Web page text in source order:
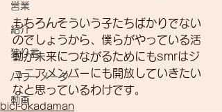
営業
紹介
独り言
パワーメーター
動画
もちろんそういう子たちばかりでない
のでしょうから、僕らがやっている活
動が未来につながるためにもsmrはジ
ュニアメンバーにも開放していきたい
なと思っているわけです。
bici-okadaman